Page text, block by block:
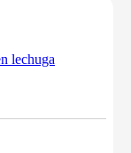
lechuga